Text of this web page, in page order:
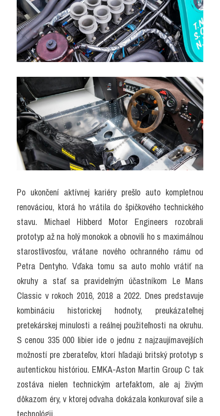
Po ukončení aktívnej kariéry prešlo auto kompletnou
renováciou, ktorá ho vrátila do špičkového technického
stavu. Michael Hibberd Motor Engineers rozobrali
prototyp až na holý monokok a obnovili ho s maximálnou
starostlivosťou, vrátane nového ochranného rámu od
Petra Dentyho. Vďaka tomu sa auto mohlo vrátiť na
okruhy a stať sa pravidelným účastníkom Le Mans
Classic v rokoch 2016, 2018 a 2022. Dnes predstavuje
kombináciu historickej hodnoty, preukázateľnej
pretekárskej minulosti a reálnej použiteľnosti na okruhu.
S cenou 335 000 libier ide o jednu z najzaujímavejších
možností pre zberateľov, ktorí hľadajú britský prototyp s
autentickou históriou. EMKA-Aston Martin Group C tak
zostáva nielen technickým artefaktom, ale aj živým
dôkazom éry, v ktorej odvaha dokázala konkurovať sile a